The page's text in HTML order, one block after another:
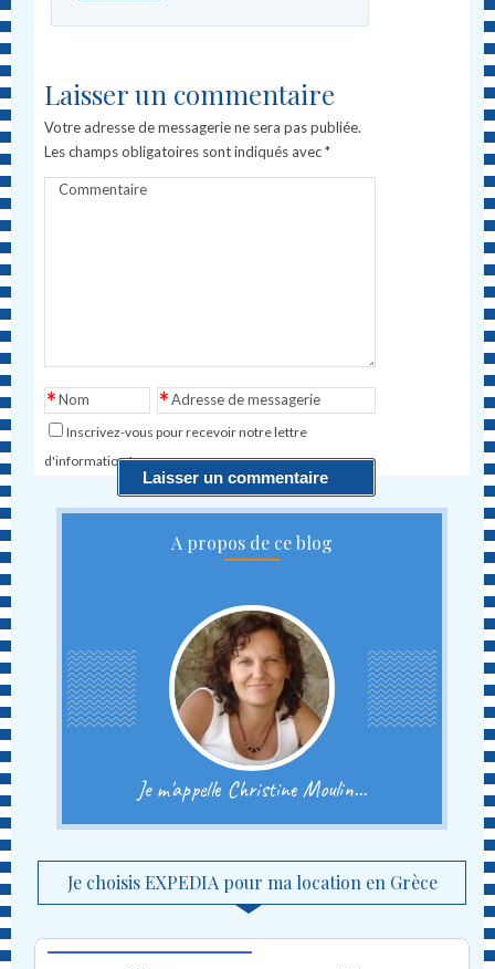
Laisser un commentaire
Votre adresse de messagerie ne sera pas publiée.
Les champs obligatoires sont indiqués avec*
Commentaire
Nom
* Adresse de messagerie
*
Inscrivez-vous pour recevoir notre lettre
d'information !
A propos de ce blog
Je m'appelle Christine Moulin...
Je choisis EXPEDIA pour ma location en Grèce